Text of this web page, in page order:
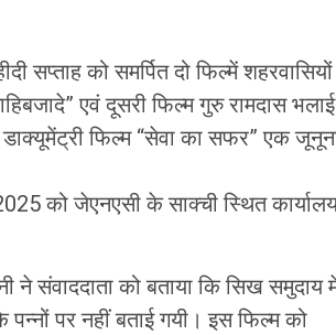
सप्ताह को समर्पित दो फिल्में शहरवासियों
एवं दूसरी फिल्म गुरु रामदास भलाई
फिल्म “सेवा का सफर” एक
को जेएनएसी के साक्ची स्थित
संवाददाता को बताया कि सिख समुदाय
पर नहीं बताई गयी। इस फिल्म को